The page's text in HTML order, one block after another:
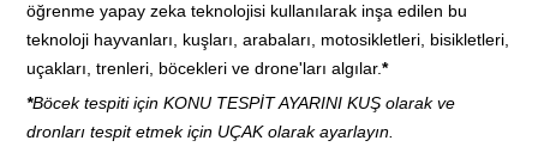
öğrenme yapay zeka teknolojisi kullanılarak inşa edilen bu
teknoloji hayvanları, kuşları, arabaları, motosikletleri, bisikletleri,
uçakları, trenleri, böcekleri ve drone'ları algılar.*
*Böcek tespiti için KONU TESPİT AYARINI KUŞ olarak ve
dronları tespit etmek için UÇAK olarak ayarlayın.